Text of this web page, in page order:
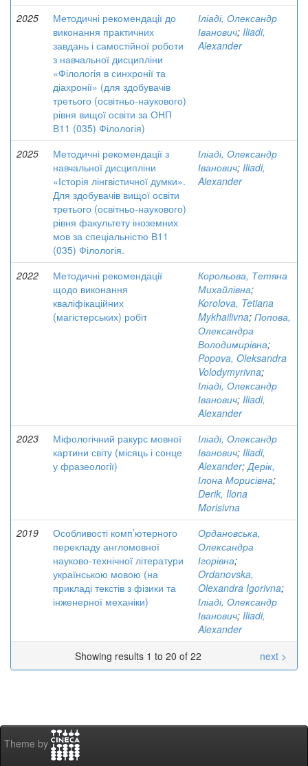
2025
Методичні рекомендації до
виконання практичних
завдань і самостійної роботи
з навчальної дисципліни
«Філологія в синхронії та
діахронії» (для здобувачів
третього (освітньо-наукового)
рівня вищої освіти за ОНП
В11 (035) Філологія)
Іліаді, Олександр
Іванович; Iliadi,
Alexander
2025
Методичні рекомендації з
навчальної дисципліни
«Історія лінгвістичної думки».
Для здобувачів вищої освіти
третього (освітньо-наукового)
рівня факультету іноземних
мов за спеціальністю В11
(035) Філологія.
Іліаді, Олександр
Іванович; Iliadi,
Alexander
2022
Методичні рекомендації
щодо виконання
кваліфікаційних
(магістерських) робіт
Корольова, Тетяна
Михайлівна;
Korolova, Tetiana
Mykhailivna; Попова,
Олександра
Володимирівна;
Popova, Oleksandra
Volodymyrivna;
Іліаді, Олександр
Іванович; Iliadi,
Alexander
2023
Міфологічний ракурс мовної
картини світу (місяць і сонце
у фразеології)
Іліаді, Олександр
Іванович; Iliadi,
Alexander;Дерік,
Ілона Морисівна;
Derik, Ilona
Morisivna
2019
Особливості комп’ютерного
перекладу англомовної
науково-технічної літератури
українською мовою (на
прикладі текстів з фізики та
інженерної механіки)
Ордановська,
Олександра
Ігорівна;
Ordanovska,
Olexandra Igorivna;
Іліаді, Олександр
Іванович; Iliadi,
Alexander
Showing results 1 to 20 of 22
next >
Theme by